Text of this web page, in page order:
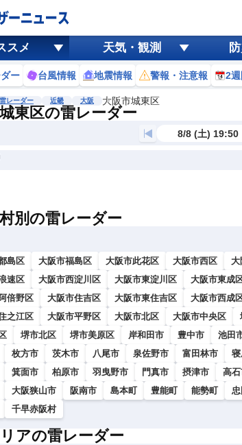
スメ 天気・観測
ー 台風情報 地震情報 警報・注意報 2
雷レーダー 近畿 大阪 大阪市城東区
東区の雷レーダー
8/8 (土) 19:50
別の雷レーダー
島区 大阪市福島区 大阪市此花区 大阪市西区 大
速区
大阪市西淀川区 大阪市東淀川区 大阪市東成
倍野区
大阪市住吉区 大阪市東住吉区 大阪市西成
之江区
大阪市平野区 大阪市北区 大阪市中央区
堺市北区 堺市美原区 岸和田市 豊中市 池田
枚方市 茨木市 八尾市 泉佐野市 富田林市
箕面市 柏原市 羽曳野市 門真市 摂津市 高
大阪狭山市 阪南市 島本町 豊能町 能勢町
千早赤阪村
アの雷レーダー